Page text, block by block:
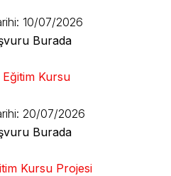
10/07/2026
Burada
Kursu
20/07/2026
Burada
Kursu Projesi